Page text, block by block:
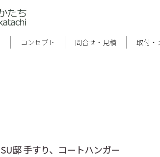
コンセプト 問合せ・見積 取付・
SU邸 手すり、コートハンガー